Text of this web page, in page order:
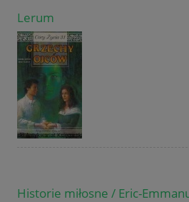
Lerum
Historie miłosne / Eric-